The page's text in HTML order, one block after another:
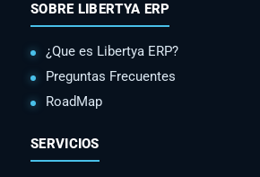
SOBRE LIBERTYA ERP
¿Que es Libertya ERP?
Preguntas Frecuentes
RoadMap
SERVICIOS